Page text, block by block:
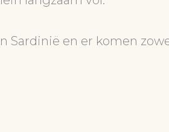
Sardinië en er komen